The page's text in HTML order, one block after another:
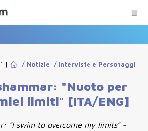
| / Notizie / Interviste e Personaggi
"Nuoto per
limiti" [ITA/ENG]
"I swim to overcome my limits" -